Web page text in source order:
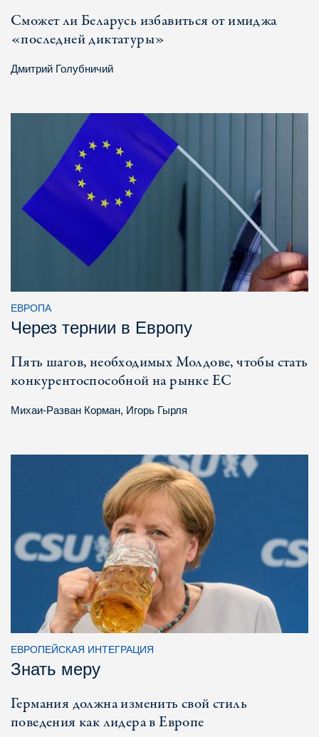
Сможет ли Беларусь избавиться от имиджа
«последней диктатуры»
Дмитрий Голубничий
ЕВРОПА
Через тернии в Европу
Пять шагов, необходимых Молдове, чтобы стать
конкурентоспособной на рынке ЕС
Михаи-Разван Корман, Игорь Гырля
ЕВРОПЕЙСКАЯ ИНТЕГРАЦИЯ
Знать меру
Германия должна изменить свой стиль
поведения как лидера в Европе